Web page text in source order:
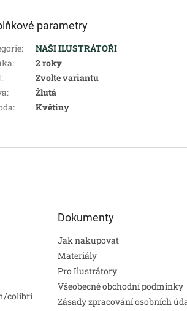
parametry
:
NAŠI ILUSTRÁTOŘI
:
2 roky
:
Zvolte variantu
:
Žlutá
: Květiny
colibri
Dokumenty
Jak nakupovat
Materiály
Pro Ilustrátory
Všeobecné obchodní podmínky
Zásady zpracování osobních